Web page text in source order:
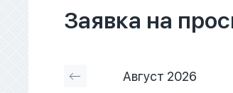
Заявка на
Август 2026